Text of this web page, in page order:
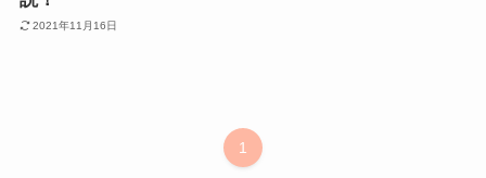
2021年11月16日
1